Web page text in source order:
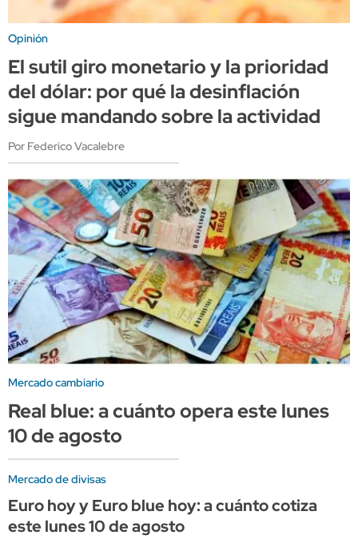
Opinión
El sutil giro monetario y la prioridad
del dólar: por qué la desinflación
sigue mandando sobre la actividad
Por Federico Vacalebre
Mercado cambiario
Real blue: a cuánto opera este lunes
10 de agosto
Mercado de divisas
Euro hoy y Euro blue hoy: a cuánto cotiza
este lunes 10 de agosto